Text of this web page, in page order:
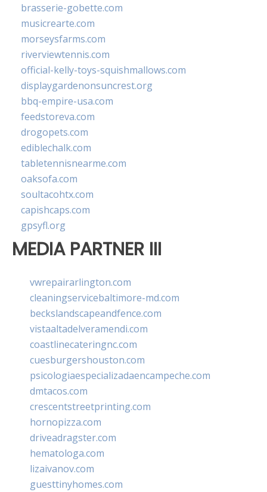
brasserie-gobette.com
musicrearte.com
morseysfarms.com
riverviewtennis.com
official-kelly-toys-squishmallows.com
displaygardenonsuncrest.org
bbq-empire-usa.com
feedstoreva.com
drogopets.com
ediblechalk.com
tabletennisnearme.com
oaksofa.com
soultacohtx.com
capishcaps.com
gpsyfl.org
MEDIA PARTNER III
vwrepairarlington.com
cleaningservicebaltimore-md.com
beckslandscapeandfence.com
vistaaltadelveramendi.com
coastlinecateringnc.com
cuesburgershouston.com
psicologiaespecializadaencampeche.com
dmtacos.com
crescentstreetprinting.com
hornopizza.com
driveadragster.com
hematologa.com
lizaivanov.com
guesttinyhomes.com